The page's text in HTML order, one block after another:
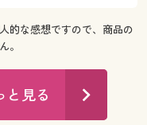
的な感想ですので、商品の
。
と見る